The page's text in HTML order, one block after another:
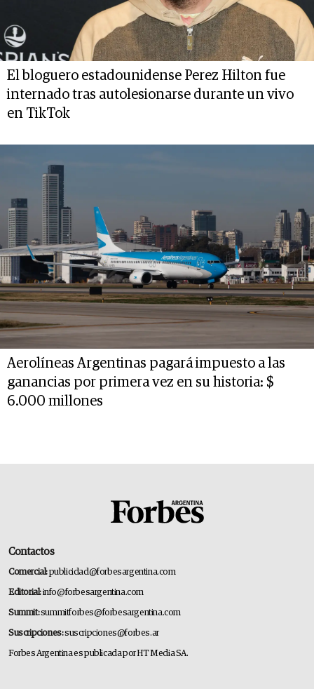
El bloguero estadounidense Perez Hilton fue
internado tras autolesionarse durante un vivo
en TikTok
Aerolíneas Argentinas pagará impuesto a las
ganancias por primera vez en su historia: $
6.000 millones
Contactos
Comercial:publicidad@forbesargentina.com
Editorial:info@forbesargentina.com
Summit:summitforbes@forbesargentina.com
Suscripciones:suscripciones@forbes.ar
Forbes Argentina es publicada por HT Media SA.